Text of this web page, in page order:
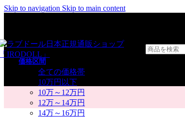
Skip to navigation Skip to main content
価格区間
全ての価格帯
10万円以下
10万～12万円
12万～14万円
14万～16万円